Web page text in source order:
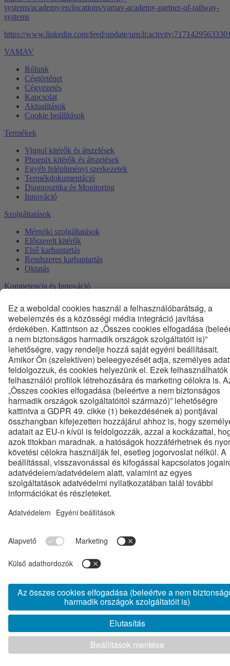
systems/academy/en/locations/vamav-academy-partner-of-railway-
systems
https://www.linkedin.com/feed/update/
VAMAV
Rólunk
Cégtörténet
Cégvezetés
Kapcsolat
Aktualitások
Cookie beállítások
Termékek
Vignol kitérők és átszelések
Phoenix kitérők és átszelések
Egyéb felépítményi szerkezetek
Termékdokumentáció
Diagnosztika és Monitoring
Innováció
Szolgáltatások
Mérnöki szolgáltatások
Előszerelt kitérők
Első karbantartás
Rendszeres karbantartás
Oktatás
Kompetencia és Innováció
Technológia
Minőség
HSE
Karrier
Állásajánlatok
Gyakornoki Program
GYIK
Dokumentumtár
Képtár
Termékkatalógus
ÁSZF
Etikai kódex
Adatvédelem
Tanúsítványok
Általános Beszerzési Feltételek
Biztonsági szabályzat tájékoztató KÜLSŐS partnerek részére
www.voestalpine.com
www.mavcsoport.hu